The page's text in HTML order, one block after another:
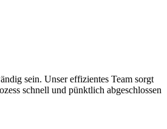
sein. Unser effizientes Team sorgt
schnell und pünktlich abgeschlossen